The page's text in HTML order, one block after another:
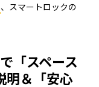
、スマートロックの
「スペース
明＆「安心